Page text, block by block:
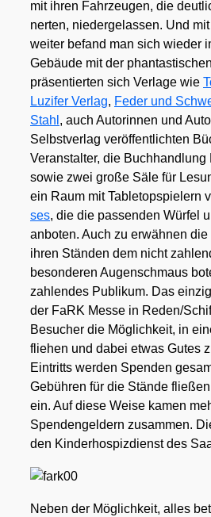
mit ihren Fahr­zeu­gen, die
ner­ten, nie­der­ge­las­sen. Und
wei­ter befand man sich wie­der
Gebäu­de mit der
prä­sen­tier­ten sich Ver­la­ge wie
Luzi­fer Ver­lag, Feder und
Stahl , auch Autorin­nen und
Selbst­ver­lag ver­öf­fent­lich­ten
Ver­an­stal­ter, die Buch­hand­lung
sowie zwei gro­ße Säle für
ein Raum mit Table­top­spie­lern
ses, die die pas­sen­den Wür­fel
anbo­ten. Auch zu erwäh­nen
ihren Stän­den dem nicht
beson­de­ren Augen­schmaus
zah­len­des Publi­kum. Das
der FaRK Mes­se in Reden/​
Besu­cher die Mög­lich­keit, in
flie­hen und dabei etwas Gutes
Ein­tritts wer­den Spen­den
Gebüh­ren für die Stän­de
ein. Auf die­se Wei­se kamen
Spen­den­gel­dern zusam­men.
den Kin­der­hos­piz­dienst des
Neben der Mög­lich­keit, alles